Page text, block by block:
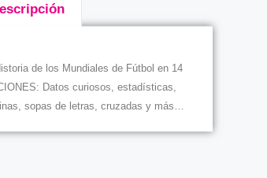
de los Mundiales de Fútbol en 14
Datos curiosos, estadísticas,
sopas de letras, cruzadas y más…